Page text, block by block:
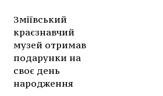
Зміївський
краєзнавчий
музей отримав
подарунки на
своє день
народження